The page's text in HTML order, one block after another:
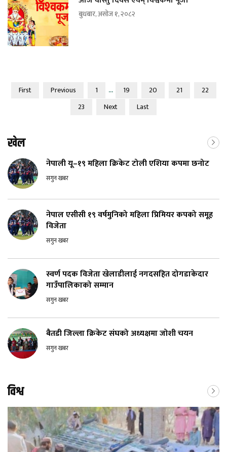
बुधबार, असोज १, २०८२
First Previous 1 ... 19 20 21
22
23
Next Last
खेल
नेपाली यू–१९ महिला क्रिकेट टोली एशिया कपमा छनोट
सगुन खबर
नेपाल एसीसी १९ वर्षमुनिको महिला प्रिमियर कपको समूह
विजेता
सगुन खबर
स्वर्ण पदक विजेता खेलाडीलाई नगदसहित दोगडाकेदार
गाउँपालिकाको सम्मान
सगुन खबर
बैतडी जिल्ला क्रिकेट संघको अध्यक्षमा जोशी चयन
सगुन खबर
विश्व